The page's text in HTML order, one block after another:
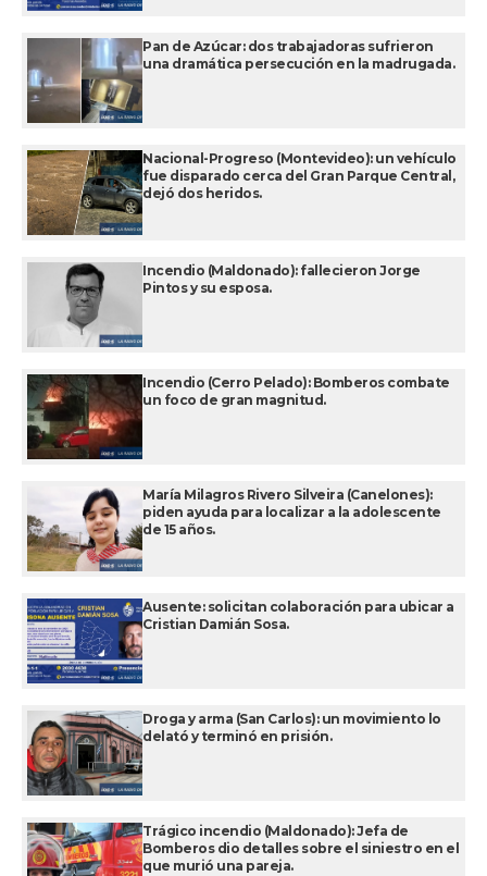
Pan de Azúcar: dos trabajadoras sufrieron
una dramática persecución en la madrugada.
Nacional-Progreso (Montevideo): un vehículo
fue disparado cerca del Gran Parque Central,
dejó dos heridos.
Incendio (Maldonado): fallecieron Jorge
Pintos y su esposa.
Incendio (Cerro Pelado): Bomberos combate
un foco de gran magnitud.
María Milagros Rivero Silveira (Canelones):
piden ayuda para localizar a la adolescente
de 15 años.
Ausente: solicitan colaboración para ubicar a
Cristian Damián Sosa.
Droga y arma (San Carlos): un movimiento lo
delató y terminó en prisión.
Trágico incendio (Maldonado): Jefa de
Bomberos dio detalles sobre el siniestro en el
que murió una pareja.